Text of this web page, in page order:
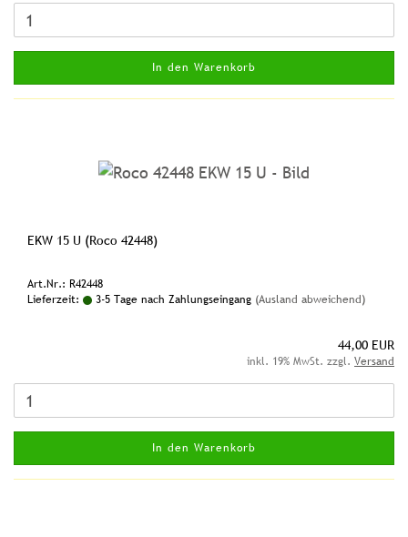
In den Warenkorb
EKW 15 U (Roco 42448)
Art.Nr.: R42448
Lieferzeit:
3-5 Tage nach Zahlungseingang (Ausland abweichend)
44,00 EUR
inkl. 19% MwSt. zzgl. Versand
In den Warenkorb